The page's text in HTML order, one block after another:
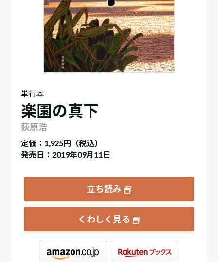
単行本
楽園の真下
荻原浩
定価： 1,925円（税込）
発売日：2019年09月11日
立ち読み
くわしく見る